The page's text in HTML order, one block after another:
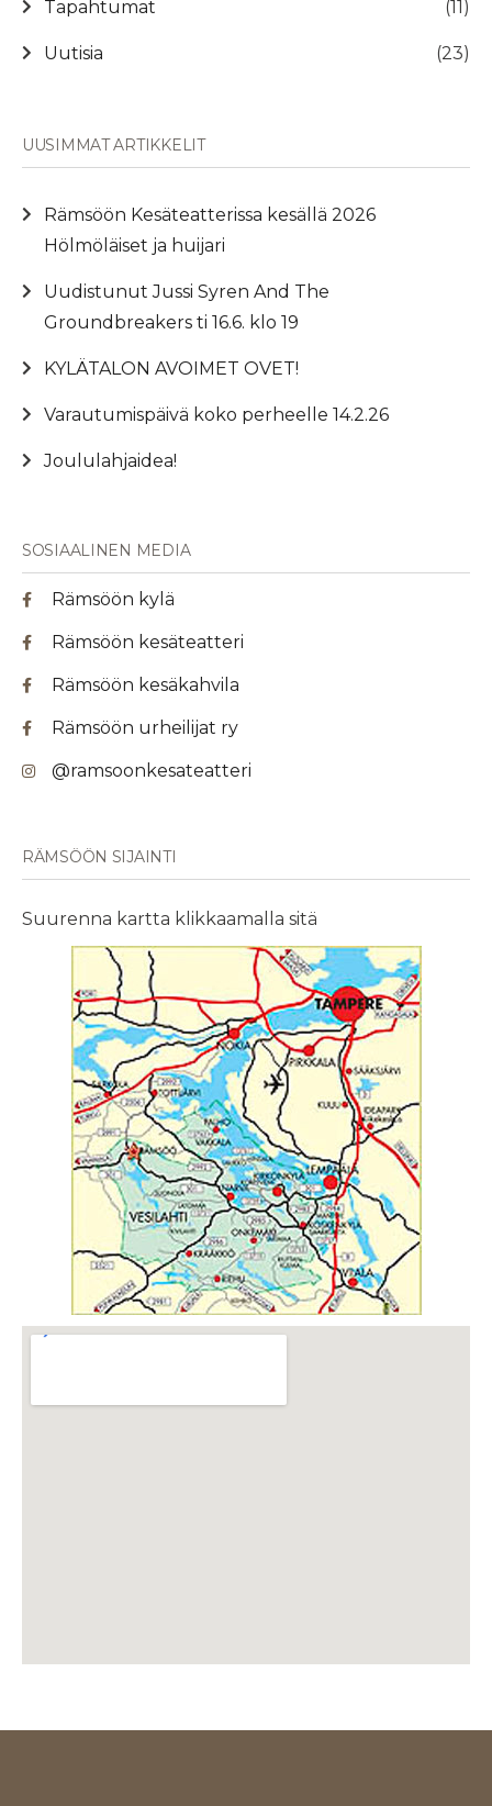
Tapahtumat (11)
Uutisia (23)
UUSIMMAT ARTIKKELIT
Rämsöön Kesäteatterissa kesällä 2026
Hölmöläiset ja huijari
Uudistunut Jussi Syren And The
Groundbreakers ti 16.6. klo 19
KYLÄTALON AVOIMET OVET!
Varautumispäivä koko perheelle 14.2.26
Joululahjaidea!
SOSIAALINEN MEDIA
Rämsöön kylä
Rämsöön kesäteatteri
Rämsöön kesäkahvila
Rämsöön urheilijat ry
@ramsoonkesateatteri
RÄMSÖÖN SIJAINTI
Suurenna kartta klikkaamalla sitä